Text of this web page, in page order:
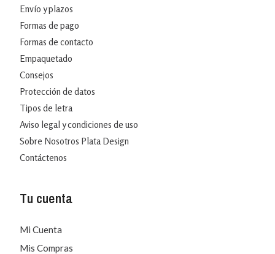
Envío y plazos
Formas de pago
Formas de contacto
Empaquetado
Consejos
Protección de datos
Tipos de letra
Aviso legal y condiciones de uso
Sobre Nosotros Plata Design
Contáctenos
Tu cuenta
Mi Cuenta
Mis Compras